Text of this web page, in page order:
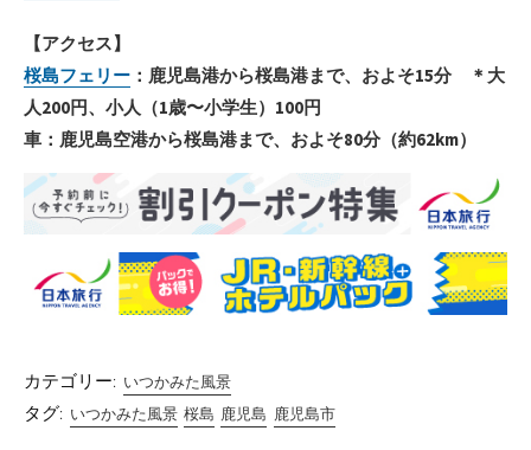
【アクセス】
桜島フェリー ：鹿児島港から桜島港まで、およそ15分 ＊大
人200円、小人（1歳〜小学生）100円
車：鹿児島空港から桜島港まで、およそ80分（約62km）
カテゴリー: いつかみた風景
タグ: いつかみた風景 桜島 鹿児島 鹿児島市